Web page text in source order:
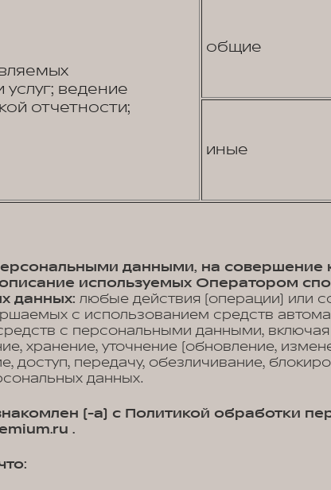
ведение
отчетности;
общие
иные
данными, на совершение
используемых Оператором
данных: любые действия (операции) или
с использованием средств
с персональными данными,
хранение, уточнение (обновление,
доступ, передачу, обезличивание,
данных.
(-а) с Политикой обработки
.